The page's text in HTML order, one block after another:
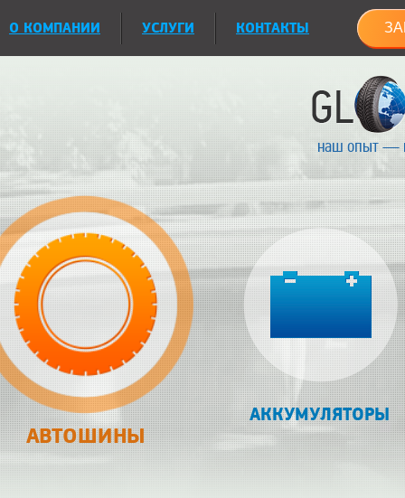
О КОМПАНИИ УСЛУГИ КОНТАКТЫ
наш опыт —
АВТОШИНЫ
АККУМУЛЯТОРЫ